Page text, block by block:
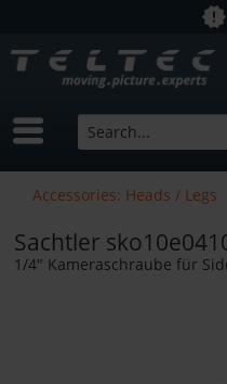
Accessories: Heads / Legs
Sachtler
1/4" Kameraschraube für